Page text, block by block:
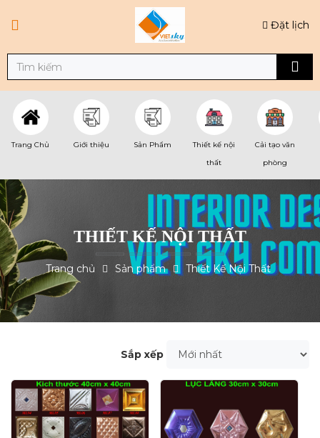
Đặt lịch
Trang Chủ Giới thiệu Sản Phẩm
Thiết kế nội
thất
Cải tạo văn
phòng
THIẾT KẾ NỘI THẤT
Trang chủ Sản phẩm Thiết Kế Nội Thất
Sắp xếp